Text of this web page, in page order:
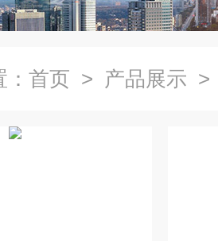
首页 > 产品展示